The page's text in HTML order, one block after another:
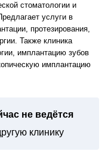
стоматологии и
услуги в
протезирования,
Также клиника
имплантацию зубов
имплантацию
не ведётся
клинику